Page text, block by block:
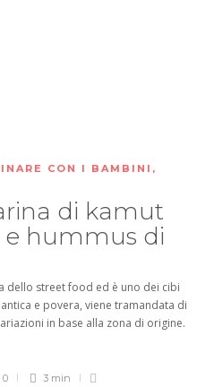
CON I BAMBINI ,
di kamut
hummus di
dello street food ed è uno dei cibi
e povera, viene tramandata di
in base alla zona di origine.
0 3 min